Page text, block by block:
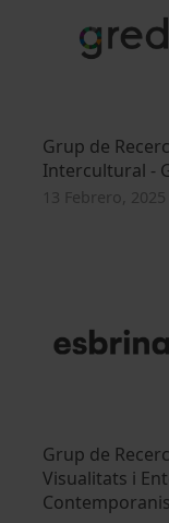
Grup de
Intercultural -
13 Febrero, 2025
Grup de
Visualitats i
Contemporanis